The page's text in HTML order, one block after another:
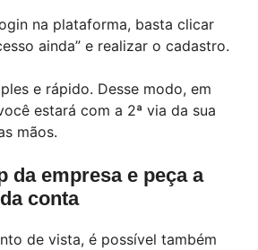
na plataforma, basta clicar
ainda” e realizar o cadastro.
e rápido. Desse modo, em
estará com a 2ª via da sua
mãos.
da empresa e peça a
conta
de vista, é possível também